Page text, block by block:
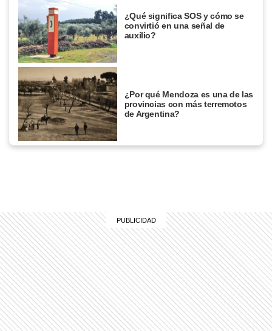
¿Qué significa SOS y cómo se
convirtió en una señal de
auxilio?
¿Por qué Mendoza es una de las
provincias con más terremotos
de Argentina?